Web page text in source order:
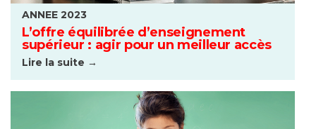
ANNEE 2023
L’offre équilibrée d’enseignement
supérieur : agir pour un meilleur accès
Lire la suite →